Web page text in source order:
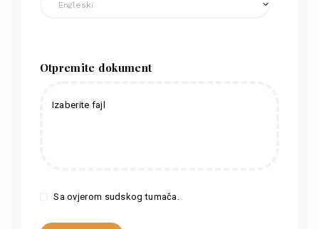
Otpremite dokument
Izaberite fajl
Sa ovjerom sudskog tumača.